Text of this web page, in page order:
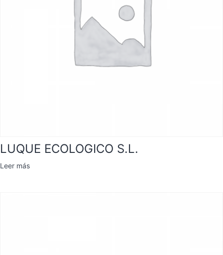
LUQUE ECOLOGICO S.L.
Leer más